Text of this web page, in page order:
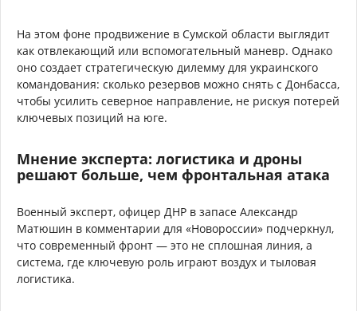
На этом фоне продвижение в Сумской области выглядит
как отвлекающий или вспомогательный маневр. Однако
оно создает стратегическую дилемму для украинского
командования: сколько резервов можно снять с Донбасса,
чтобы усилить северное направление, не рискуя потерей
ключевых позиций на юге.
Мнение эксперта: логистика и дроны
решают больше, чем фронтальная атака
Военный эксперт, офицер ДНР в запасе Александр
Матюшин в комментарии для «Новороссии» подчеркнул,
что современный фронт — это не сплошная линия, а
система, где ключевую роль играют воздух и тыловая
логистика.